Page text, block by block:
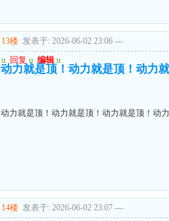
13楼 发表于: 2026-06-02 23:06 ---
u 回复 u 编辑 u
动力就是顶！动力就是顶！动力
动力就是顶！动力就是顶！动力就是顶！动
14楼 发表于: 2026-06-02 23:07 ---